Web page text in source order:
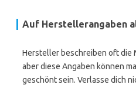
Auf Herstellerangaben
Hersteller beschreiben oft die
aber diese Angaben können
geschönt sein. Verlasse dich